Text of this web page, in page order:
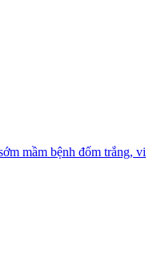
mầm bệnh đốm trắng, vi